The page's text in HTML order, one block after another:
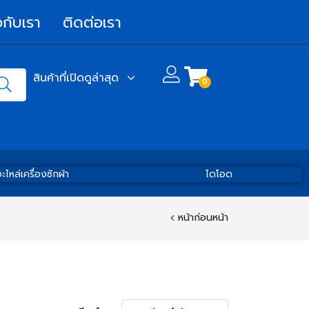
บเรา ติดต่อเรา
สินค้าที่เปิดดูล่าสุด 0
ไหล่เครื่องซักผ้า ไดโอด
หน้าก่อนหน้า